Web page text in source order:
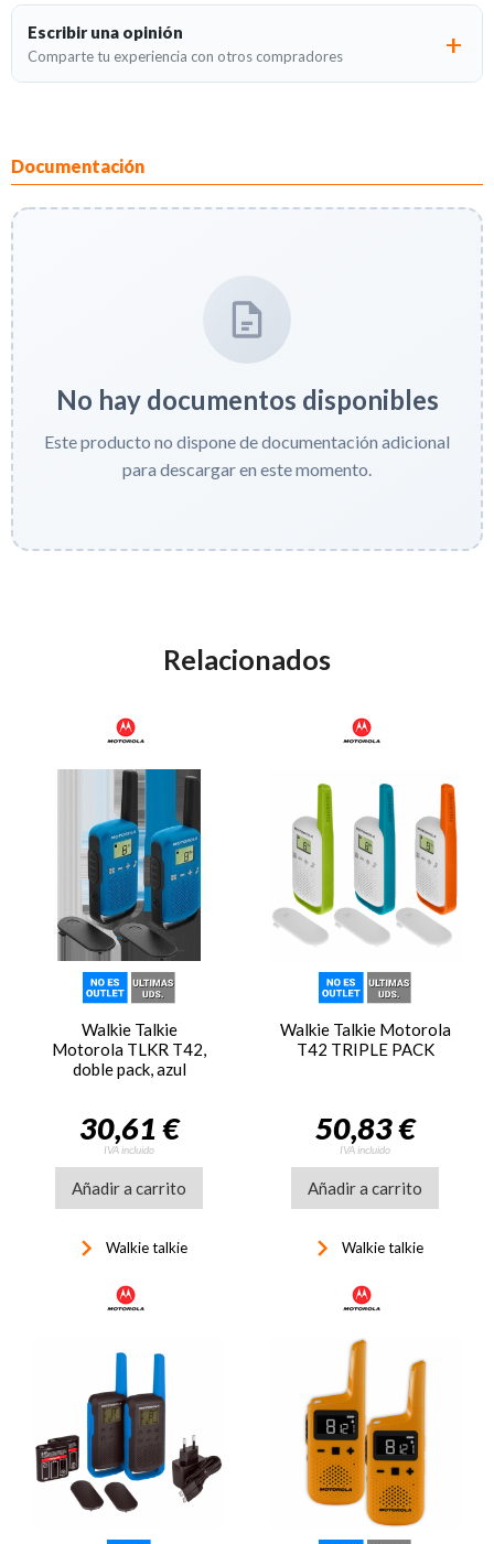
Escribir una opinión
Comparte tu experiencia con otros compradores
Documentación
No hay documentos disponibles
Este producto no dispone de documentación adicional
para descargar en este momento.
Relacionados
Walkie Talkie
Motorola TLKR T42,
doble pack, azul
30,61 €
IVA incluido
Añadir a carrito
keyboard_arrow_right Walkie talkie
Walkie Talkie Motorola
T42 TRIPLE PACK
50,83 €
IVA incluido
Añadir a carrito
keyboard_arrow_right Walkie talkie